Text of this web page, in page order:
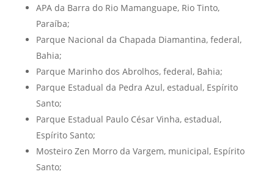
APA da Barra do Rio Mamanguape, Rio Tinto,
Paraíba;
Parque Nacional da Chapada Diamantina, federal,
Bahia;
Parque Marinho dos Abrolhos, federal, Bahia;
Parque Estadual da Pedra Azul, estadual, Espírito
Santo;
Parque Estadual Paulo César Vinha, estadual,
Espírito Santo;
Mosteiro Zen Morro da Vargem, municipal, Espírito
Santo;